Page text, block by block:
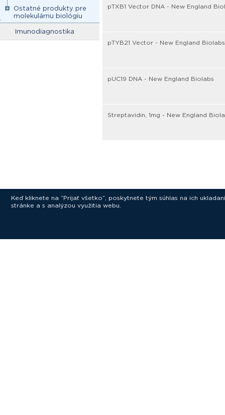
Ostatné produkty pre
molekulárnu biológiu
Imunodiagnostika
pTXB1 Vector DNA - New England
pTYB21 Vector - New England Biolabs
pUC19 DNA - New England Biolabs
Streptavidin, 1mg - New England
Keď kliknete na “Prijať všetko”, poskytnete tým súhlas na ich
stránke a s analýzou využitia webu.